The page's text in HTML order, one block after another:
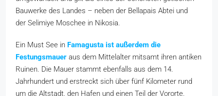
Bauwerke des Landes – neben der Bellapais Abtei und
der Selimiye Moschee in Nikosia.
Ein Must See in Famagusta ist außerdem die
Festungsmauer aus dem Mittelalter mitsamt ihren antiken
Ruinen. Die Mauer stammt ebenfalls aus dem 14.
Jahrhundert und erstreckt sich über fünf Kilometer rund
um die Altstadt, den Hafen und einen Teil der Vororte.